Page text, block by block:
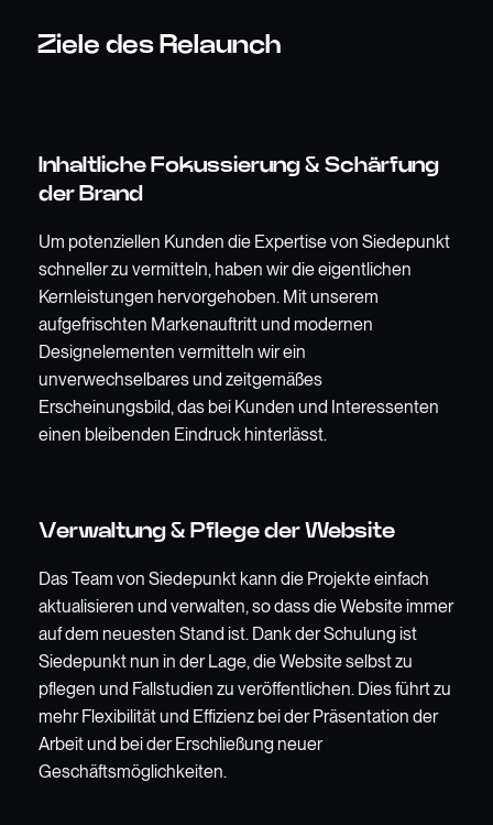
Ziele des Relaunch
Inhaltliche Fokussierung & Schärfung
der Brand
Um potenziellen Kunden die Expertise von Siedepunkt
schneller zu vermitteln, haben wir die eigentlichen
Kernleistungen hervorgehoben. Mit unserem
aufgefrischten Markenauftritt und modernen
Designelementen vermitteln wir ein
unverwechselbares und zeitgemäßes
Erscheinungsbild, das bei Kunden und Interessenten
einen bleibenden Eindruck hinterlässt.
Verwaltung & Pflege der Website
Das Team von Siedepunkt kann die Projekte einfach
aktualisieren und verwalten, so dass die Website immer
auf dem neuesten Stand ist. Dank der Schulung ist
Siedepunkt nun in der Lage, die Website selbst zu
pflegen und Fallstudien zu veröffentlichen. Dies führt zu
mehr Flexibilität und Effizienz bei der Präsentation der
Arbeit und bei der Erschließung neuer
Geschäftsmöglichkeiten.